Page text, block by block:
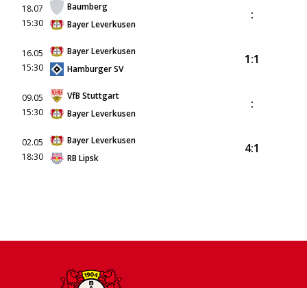
18.07
15:30
Baumberg
Bayer Leverkusen
:
16.05
15:30
Bayer Leverkusen
Hamburger SV
1:1
09.05
15:30
VfB Stuttgart
Bayer Leverkusen
:
02.05
18:30
Bayer Leverkusen
RB Lipsk
4:1